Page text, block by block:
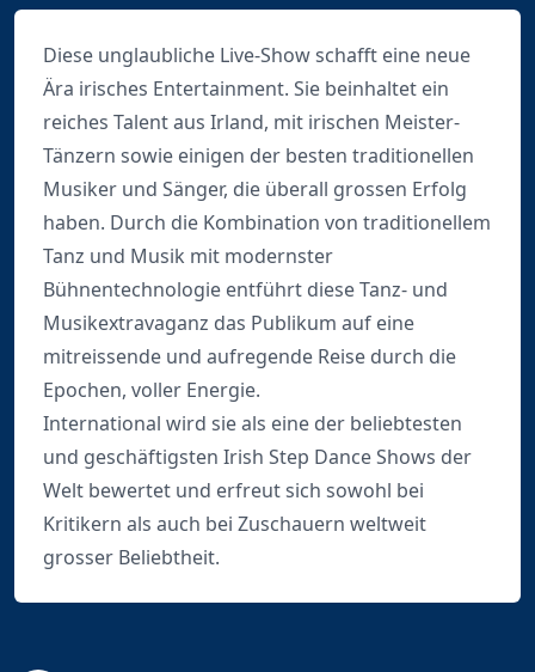
Diese unglaubliche Live-Show schafft eine neue
Ära irisches Entertainment. Sie beinhaltet ein
reiches Talent aus Irland, mit irischen Meister-
Tänzern sowie einigen der besten traditionellen
Musiker und Sänger, die überall grossen Erfolg
haben. Durch die Kombination von traditionellem
Tanz und Musik mit modernster
Bühnentechnologie entführt diese Tanz- und
Musikextravaganz das Publikum auf eine
mitreissende und aufregende Reise durch die
Epochen, voller Energie.
International wird sie als eine der beliebtesten
und geschäftigsten Irish Step Dance Shows der
Welt bewertet und erfreut sich sowohl bei
Kritikern als auch bei Zuschauern weltweit
grosser Beliebtheit.